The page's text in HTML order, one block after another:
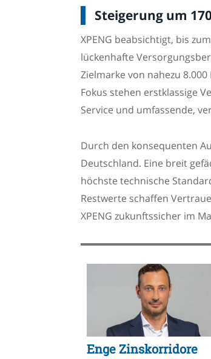
Steigerung um
XPENG beabsichtigt, bis
lückenhafte
Zielmarke von nahezu
Fokus stehen erstklassige
Service und umfassende,
Durch den konsequenten
Deutschland. Eine breit
höchste technische
Restwerte schaffen
XPENG zukunftssicher im
Enge Zinskorridore